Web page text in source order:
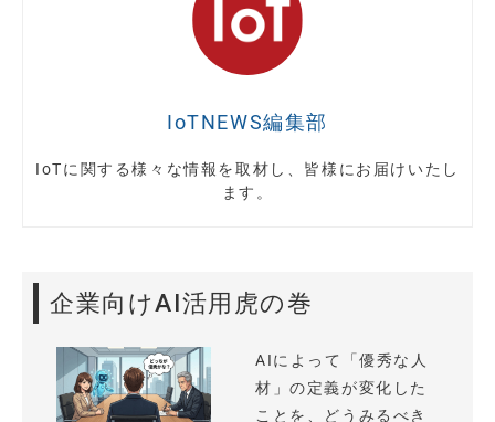
IoTNEWS編集部
IoTに関する様々な情報を取材し、皆様にお届けいたし
ます。
企業向けAI活用虎の巻
AIによって「優秀な人
材」の定義が変化した
ことを、どうみるべき